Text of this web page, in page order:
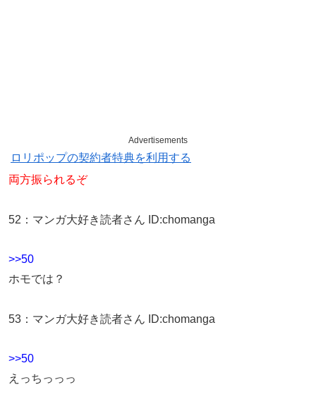
Advertisements
ロリポップの契約者特典を利用する
両方振られるぞ
52 ： マンガ大好き読者さん ID:chomanga
>>50
ホモでは？
53 ： マンガ大好き読者さん ID:chomanga
>>50
えっちっっっ